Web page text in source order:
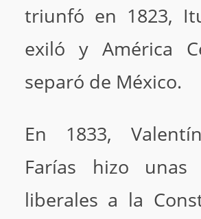
triunfó en 1823,
exiló y América
separó de México.
En 1833,
Farías hizo unas
liberales a la